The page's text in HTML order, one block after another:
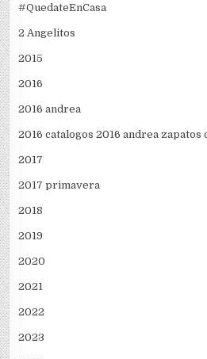
#QuedateEnCasa
2 Angelitos
2015
2016
2016 andrea
2016 catalogos 2016 andrea zapatos
2017
2017 primavera
2018
2019
2020
2021
2022
2023